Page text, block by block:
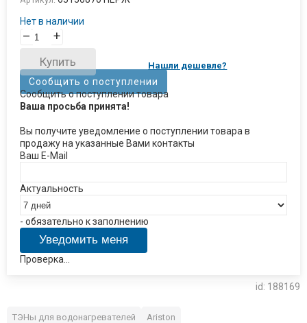
Нет в наличии
– +
Купить Нашли дешевле?
Сообщить о поступлении
Сообщить о поступлении товара
Ваша просьба принята!
Вы получите уведомление о поступлении товара в
продажу на указанные Вами контакты
Ваш E-Mail
Актуальность
- обязательно к заполнению
Проверка...
id: 188169
ТЭНы для водонагревателей
Ariston